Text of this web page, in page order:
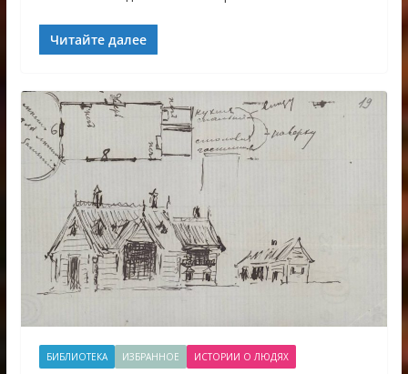
Читайте далее
БИБЛИОТЕКА ИЗБРАННОЕ ИСТОРИИ О ЛЮДЯХ